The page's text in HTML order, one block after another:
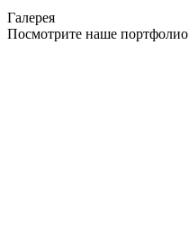
Галерея
Посмотрите наше портфолио